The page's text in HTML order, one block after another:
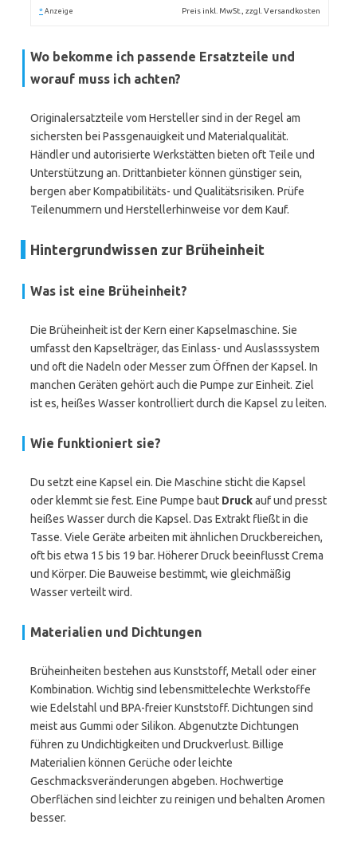
* Anzeige Preis inkl. MwSt., zzgl. Versandkosten
Wo bekomme ich passende Ersatzteile und
worauf muss ich achten?
Originalersatzteile vom Hersteller sind in der Regel am
sichersten bei Passgenauigkeit und Materialqualität.
Händler und autorisierte Werkstätten bieten oft Teile und
Unterstützung an. Drittanbieter können günstiger sein,
bergen aber Kompatibilitäts- und Qualitätsrisiken. Prüfe
Teilenummern und Herstellerhinweise vor dem Kauf.
Hintergrundwissen zur Brüheinheit
Was ist eine Brüheinheit?
Die Brüheinheit ist der Kern einer Kapselmaschine. Sie
umfasst den Kapselträger, das Einlass- und Auslasssystem
und oft die Nadeln oder Messer zum Öffnen der Kapsel. In
manchen Geräten gehört auch die Pumpe zur Einheit. Ziel
ist es, heißes Wasser kontrolliert durch die Kapsel zu leiten.
Wie funktioniert sie?
Du setzt eine Kapsel ein. Die Maschine sticht die Kapsel
oder klemmt sie fest. Eine Pumpe baut Druckauf und presst
heißes Wasser durch die Kapsel. Das Extrakt fließt in die
Tasse. Viele Geräte arbeiten mit ähnlichen Druckbereichen,
oft bis etwa 15 bis 19 bar. Höherer Druck beeinflusst Crema
und Körper. Die Bauweise bestimmt, wie gleichmäßig
Wasser verteilt wird.
Materialien und Dichtungen
Brüheinheiten bestehen aus Kunststoff, Metall oder einer
Kombination. Wichtig sind lebensmittelechte Werkstoffe
wie Edelstahl und BPA-freier Kunststoff. Dichtungen sind
meist aus Gummi oder Silikon. Abgenutzte Dichtungen
führen zu Undichtigkeiten und Druckverlust. Billige
Materialien können Gerüche oder leichte
Geschmacksveränderungen abgeben. Hochwertige
Oberflächen sind leichter zu reinigen und behalten Aromen
besser.